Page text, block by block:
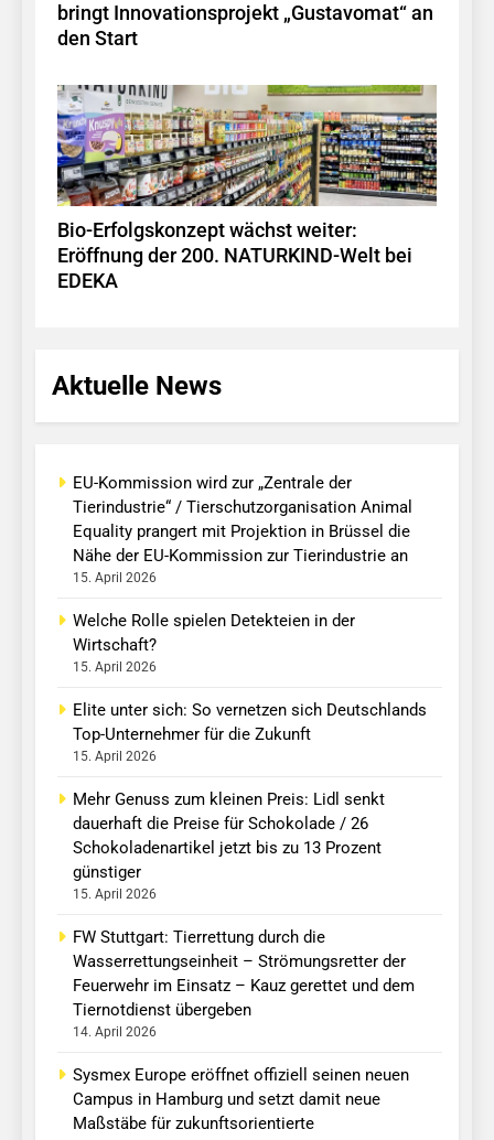
bringt Innovationsprojekt „Gustavomat“ an
den Start
Bio-Erfolgskonzept wächst weiter:
Eröffnung der 200. NATURKIND-Welt bei
EDEKA
Aktuelle News
EU-Kommission wird zur „Zentrale der
Tierindustrie“ / Tierschutzorganisation Animal
Equality prangert mit Projektion in Brüssel die
Nähe der EU-Kommission zur Tierindustrie an
15. April 2026
Welche Rolle spielen Detekteien in der
Wirtschaft?
15. April 2026
Elite unter sich: So vernetzen sich Deutschlands
Top-Unternehmer für die Zukunft
15. April 2026
Mehr Genuss zum kleinen Preis: Lidl senkt
dauerhaft die Preise für Schokolade / 26
Schokoladenartikel jetzt bis zu 13 Prozent
günstiger
15. April 2026
FW Stuttgart: Tierrettung durch die
Wasserrettungseinheit – Strömungsretter der
Feuerwehr im Einsatz – Kauz gerettet und dem
Tiernotdienst übergeben
14. April 2026
Sysmex Europe eröffnet offiziell seinen neuen
Campus in Hamburg und setzt damit neue
Maßstäbe für zukunftsorientierte